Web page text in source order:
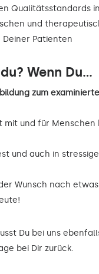
Qualitätsstandards
und
Deiner Patienten
Wenn Du...
zum
mit und für
und auch in
Wunsch nach
Du bei uns
bei Dir zurück.